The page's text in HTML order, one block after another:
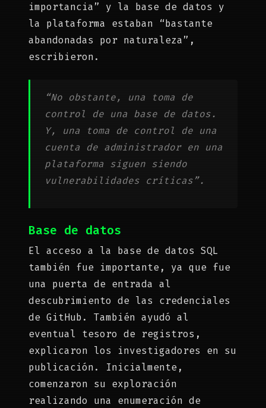
importancia” y la base de datos y
la plataforma estaban “bastante
abandonadas por naturaleza”,
escribieron.
“No obstante, una toma de
control de una base de datos.
Y, una toma de control de una
cuenta de administrador en una
plataforma siguen siendo
vulnerabilidades críticas”.
Base de datos
El acceso a la base de datos SQL
también fue importante, ya que fue
una puerta de entrada al
descubrimiento de las credenciales
de GitHub. También ayudó al
eventual tesoro de registros,
explicaron los investigadores en su
publicación. Inicialmente,
comenzaron su exploración
realizando una enumeración de